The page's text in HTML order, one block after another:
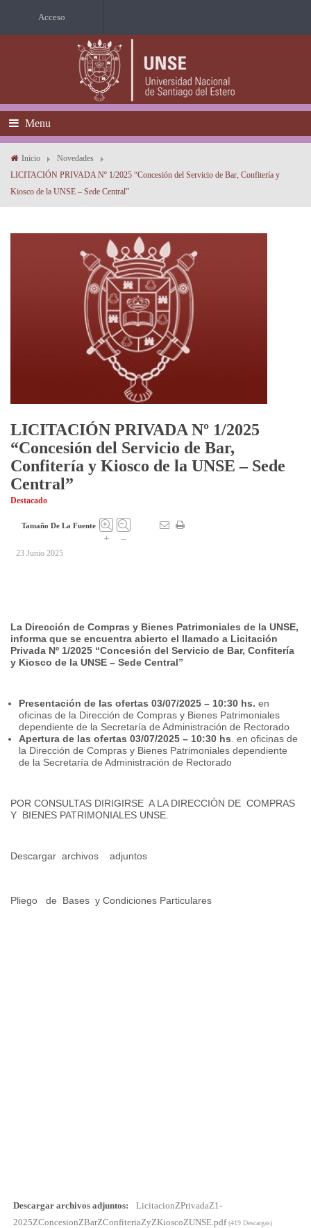
Acceso
Menu
Inicio
Novedades
LICITACIÓN PRIVADA Nº 1/2025 “Concesión del Servicio de Bar, Confitería y
Kiosco de la UNSE – Sede Central”
LICITACIÓN PRIVADA Nº 1/2025
“Concesión del Servicio de Bar,
Confitería y Kiosco de la UNSE – Sede
Central”
Destacado
Tamaño De La Fuente
+ –
23 Junio 2025
La Dirección de Compras y Bienes Patrimoniales de la UNSE,
informa que se encuentra abierto el llamado a Licitación
Privada Nº 1/2025 “Concesión del Servicio de Bar, Confitería
y Kiosco de la UNSE – Sede Central”
Presentación de las ofertas 03/07/2025 – 10:30 hs. en
oficinas de la Dirección de Compras y Bienes Patrimoniales
dependiente de la Secretaría de Administración de Rectorado
Apertura de las ofertas 03/07/2025 – 10:30 hs . en oficinas de
la Dirección de Compras y Bienes Patrimoniales dependiente
de la Secretaría de Administración de Rectorado
POR CONSULTAS DIRIGIRSE A LA DIRECCIÓN DE COMPRAS
Y BIENES PATRIMONIALES UNSE.
Descargar archivos adjuntos
Pliego de Bases y Condiciones Particulares
Descargar archivos adjuntos:
LicitacionZPrivadaZ1-
2025ZConcesionZBarZConfiteriaZyZKioscoZUNSE.pdf (419 Descargas)